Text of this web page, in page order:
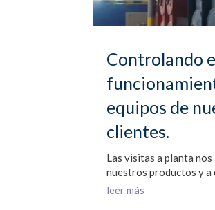
Controlando
equipos de
clientes.
Las visitas a planta
nuestros productos y
leer más